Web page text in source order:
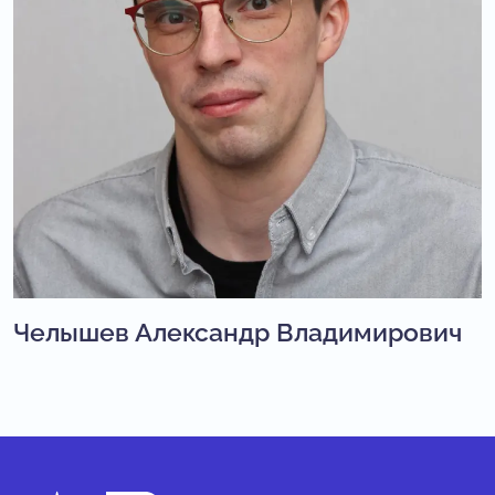
Челышев Александр Владимирович